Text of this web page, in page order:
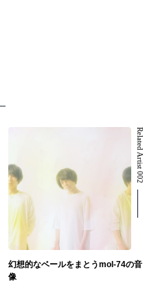
Related Artist 002
幻想的なベールをまとうmol-74の音
像